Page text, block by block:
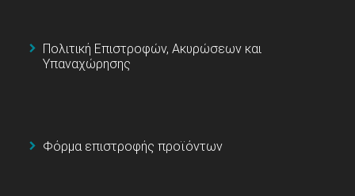
Πολιτική Επιστροφών, Ακυρώσεων και
Υπαναχώρησης
Φόρμα επιστροφής προϊόντων